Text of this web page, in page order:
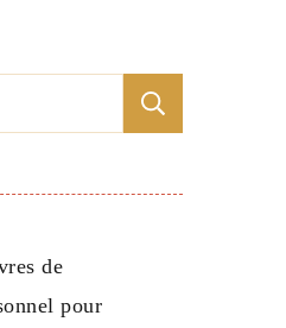
de
pour